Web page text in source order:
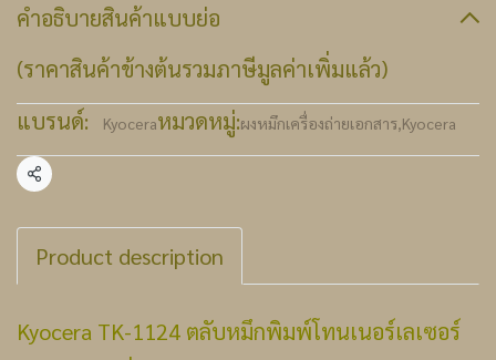
คำอธิบายสินค้าแบบย่อ
(ราคาสินค้าข้างต้นรวมภาษีมูลค่าเพิ่มแล้ว)
แบรนด์:
Kyoceraหมวดหมู่:ผงหมึกเครื่องถ่ายเอกสาร,Kyocera
แชร์
Product description
Kyocera TK-1124 ตลับหมึกพิมพ์โทนเนอร์เลเซอร์